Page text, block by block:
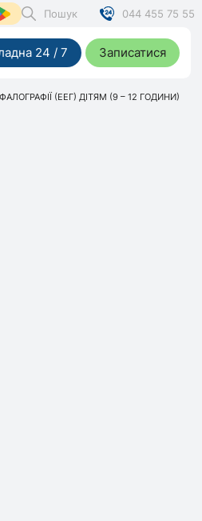
Пошук 044 455 75 55
24 / 7 Записатися
(ЕЕГ) ДІТЯМ (9 – 12 ГОДИНИ)